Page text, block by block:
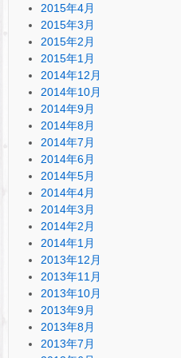
2015年4月
2015年3月
2015年2月
2015年1月
2014年12月
2014年10月
2014年9月
2014年8月
2014年7月
2014年6月
2014年5月
2014年4月
2014年3月
2014年2月
2014年1月
2013年12月
2013年11月
2013年10月
2013年9月
2013年8月
2013年7月